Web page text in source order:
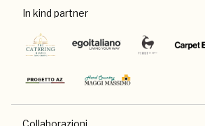
In kind partner
Collaborazioni